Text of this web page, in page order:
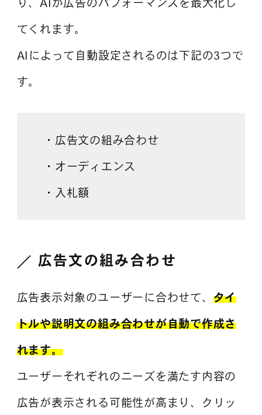
り、AIが広告のパフォーマンスを最大化し
てくれます。
AIによって自動設定されるのは下記の3つで
す。
・広告文の組み合わせ
・オーディエンス
・入札額
広告文の組み合わせ
広告表示対象のユーザーに合わせて、 タイ
トルや説明文の組み合わせが自動で作成さ
れます。
ユーザーそれぞれのニーズを満たす内容の
広告が表示される可能性が高まり、クリッ